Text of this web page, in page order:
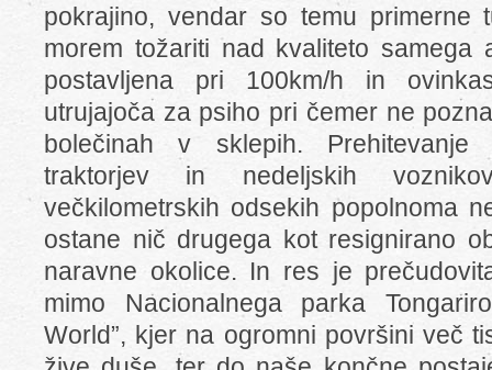
pokrajino, vendar so temu primerne
morem tožariti nad kvaliteto samega
postavljena pri 100km/h in
utrujajoča za psiho pri čemer ne
bolečinah v sklepih. Prehitevanje
traktorjev in nedeljskih
večkilometrskih odsekih popolnoma
ostane nič drugega kot resignirano
naravne okolice. In res je
mimo Nacionalnega parka
World”, kjer na ogromni površini več